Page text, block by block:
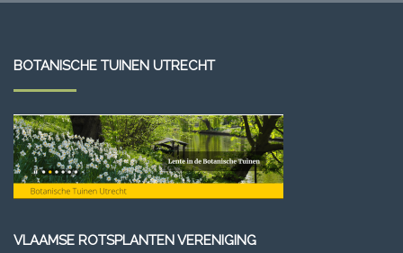
BOTANISCHE TUINEN UTRECHT
VLAAMSE ROTSPLANTEN VERENIGING